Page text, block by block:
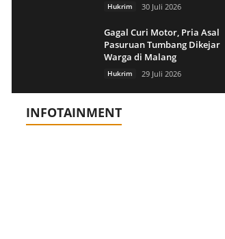
Hukrim 30 Juli 2026
Gagal Curi Motor, Pria Asal
Pasuruan Tumbang Dikejar
Warga di Malang
Hukrim 29 Juli 2026
INFOTAINMENT